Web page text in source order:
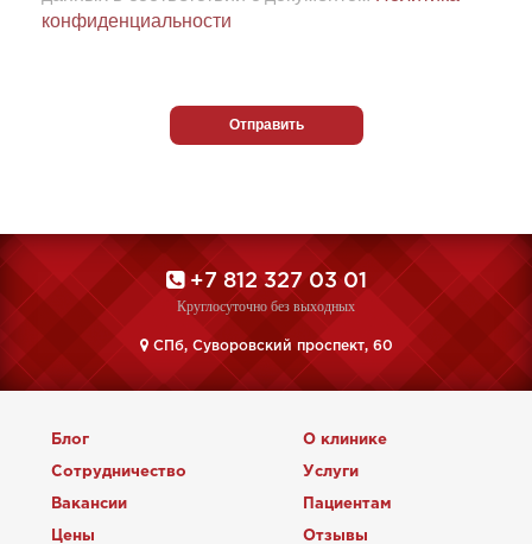
конфиденциальности
+7 812 327 03 01
Круглосуточно без выходных
CПб, Суворовский проспект, 60
Блог О клинике
Сотрудничество Услуги
Вакансии Пациентам
Цены Отзывы